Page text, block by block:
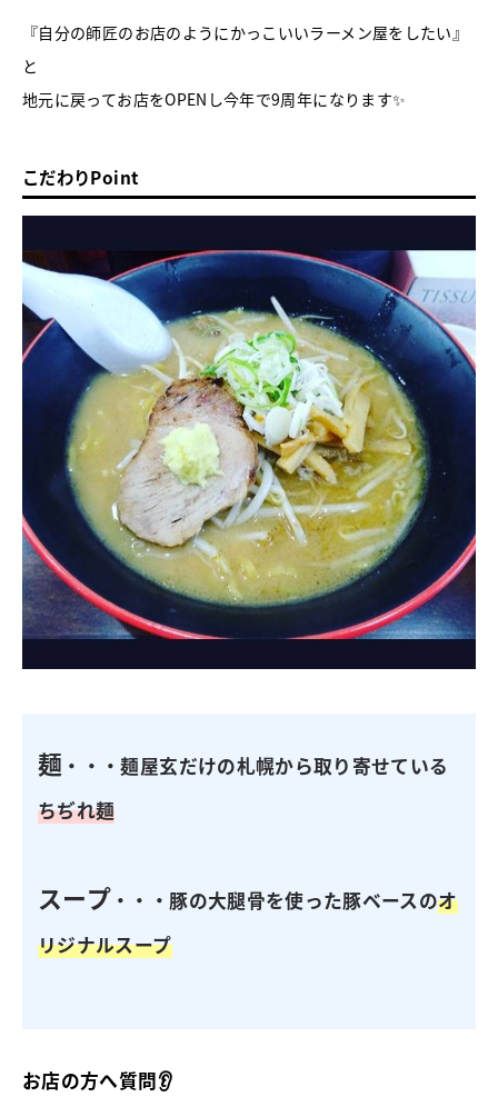
『自分の師匠のお店のようにかっこいいラーメン屋をしたい』
と
地元に戻ってお店をOPENし今年で9周年になります✨
こだわりPoint
麺 ・・・麺屋玄だけの札幌から取り寄せている
ちぢれ麺
スープ ・・・豚の大腿骨を使った豚ベースのオ
リジナルスープ
お店の方へ質問👂